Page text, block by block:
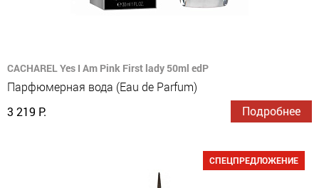
CACHAREL Yes I Am Pink First lady 50ml edP
Парфюмерная вода (Eau de Parfum)
3 219 Р.
Подробнее
СПЕЦПРЕДЛОЖЕНИЕ